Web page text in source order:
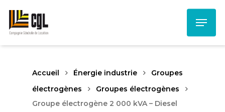
main
content
Menu
Accueil Énergie industrie
Groupes
électrogènes
Groupes électrogènes
Groupe électrogène 2 000 kVA – Diesel